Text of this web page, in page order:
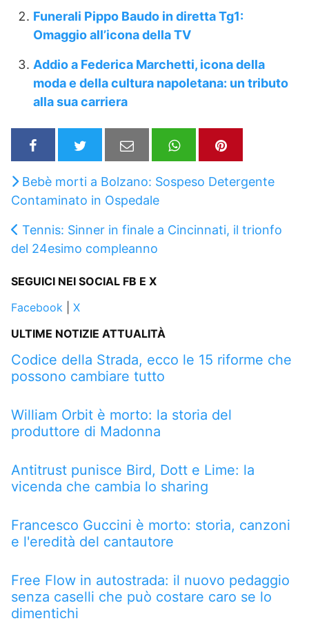
Funerali Pippo Baudo in diretta Tg1:
Omaggio all’icona della TV
Addio a Federica Marchetti, icona della
moda e della cultura napoletana: un tributo
alla sua carriera
Bebè morti a Bolzano: Sospeso Detergente
Contaminato in Ospedale
Tennis: Sinner in finale a Cincinnati, il trionfo
del 24esimo compleanno
SEGUICI NEI SOCIAL FB E X
Facebook
X
ULTIME NOTIZIE ATTUALITÀ
Codice della Strada, ecco le 15 riforme che
possono cambiare tutto
William Orbit è morto: la storia del
produttore di Madonna
Antitrust punisce Bird, Dott e Lime: la
vicenda che cambia lo sharing
Francesco Guccini è morto: storia, canzoni
e l'eredità del cantautore
Free Flow in autostrada: il nuovo pedaggio
senza caselli che può costare caro se lo
dimentichi